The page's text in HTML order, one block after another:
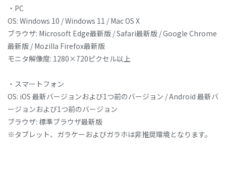
・PC
OS: Windows 10 / Windows 11 / Mac OS X
ブラウザ: Microsoft Edge最新版 / Safari最新版 / Google Chrome
最新版 / Mozilla Firefox最新版
モニタ解像度: 1280×720ピクセル以上
・スマートフォン
OS: iOS 最新バージョンおよび1つ前のバージョン / Android 最新バ
ージョンおよび1つ前のバージョン
ブラウザ: 標準ブラウザ最新版
※タブレット、ガラケーおよびガラホは非推奨環境となります。